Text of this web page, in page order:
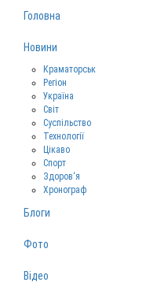
Головна
Новини
Краматорськ
Регіон
Україна
Світ
Суспільство
Технології
Цікаво
Спорт
Здоров‘я
Хронограф
Блоги
Фото
Відео